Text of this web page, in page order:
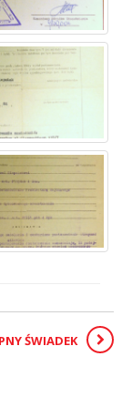
ŚWIADEK